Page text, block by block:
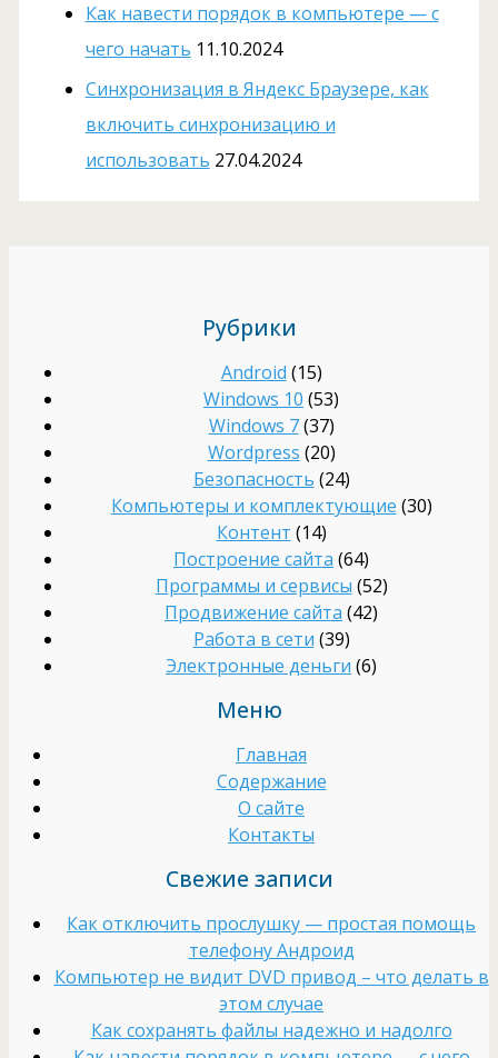
Как навести порядок в компьютере — с
чего начать 11.10.2024
Cинхронизация в Яндекс Браузере, как
включить синхронизацию и
использовать 27.04.2024
Рубрики
Android (15)
Windows 10 (53)
Windows 7(37)
Wordpress (20)
Безопасность (24)
Компьютеры и комплектующие (30)
Контент (14)
Построение сайта (64)
Программы и сервисы (52)
Продвижение сайта (42)
Работа в сети (39)
Электронные деньги (6)
Меню
Главная
Содержание
О сайте
Контакты
Свежие записи
Как отключить прослушку — простая помощь
телефону Андроид
Компьютер не видит DVD привод – что делать в
этом случае
Как сохранять файлы надежно и надолго